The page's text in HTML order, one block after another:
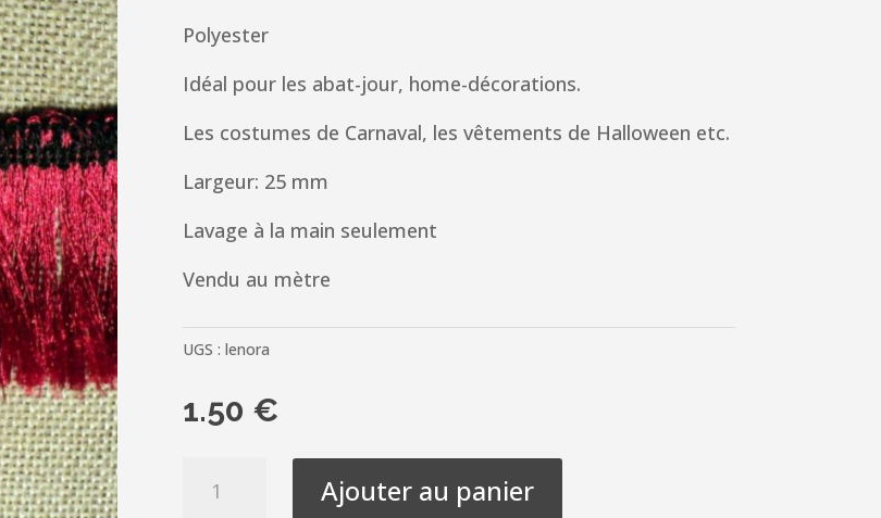
Polyester
Idéal pour les abat-jour, home-décorations.
Les costumes de Carnaval, les vêtements de Halloween etc.
Largeur: 25 mm
Lavage à la main seulement
Vendu au mètre
UGS : lenora
1.50 €
Ajouter au panier